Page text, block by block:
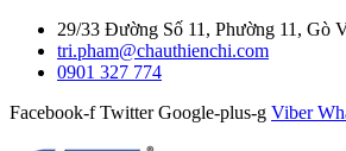
29/33 Đường Số 11, Phường 11, Gò
tri.pham@chauthienchi.com
0901 327 774
Facebook-f Twitter Google-plus-g Viber